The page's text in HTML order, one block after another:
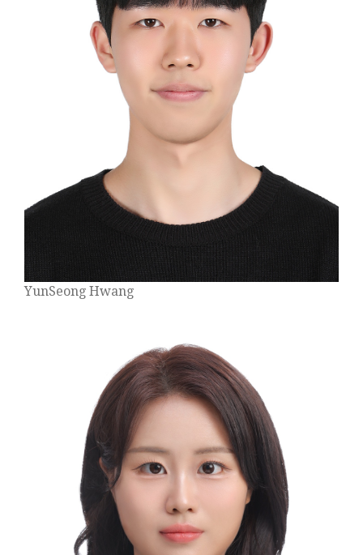
YunSeong Hwang